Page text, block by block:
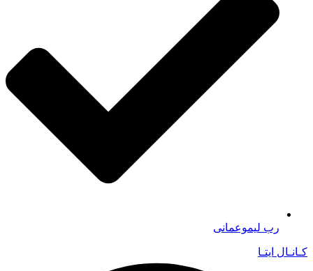
رب لیموعمانی
کـانـال ایتـا